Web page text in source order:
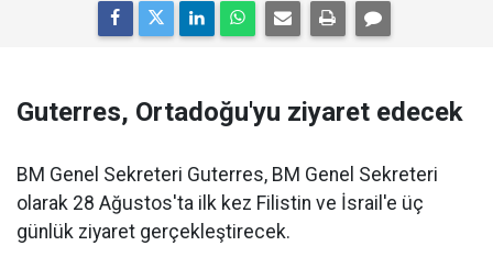
Guterres, Ortadoğu'yu ziyaret edecek
BM Genel Sekreteri Guterres, BM Genel Sekreteri
olarak 28 Ağustos'ta ilk kez Filistin ve İsrail'e üç
günlük ziyaret gerçekleştirecek.